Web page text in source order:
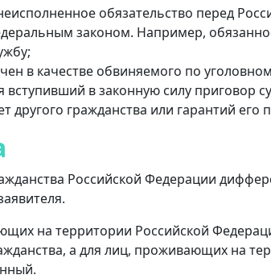
обязательство перед
законом. Например,
в качестве обвиняемого по
вступивший в законную силу приговор
другого гражданства или гарантий его
Российской Федерации
на территории Российской
а для лиц, проживающих на